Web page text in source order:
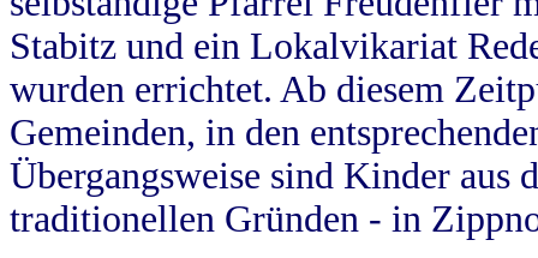
Stabitz und ein Lokalvikariat
wurden errichtet. Ab diesem
Gemeinden, in den
Übergangsweise sind Kinder aus
traditionellen Gründen - in